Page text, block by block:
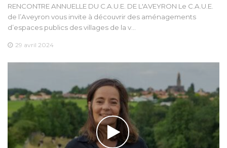
RENCONTRE ANNUELLE DU C.A.U.E. DE L'AVEYRON Le C.A.U.E.
de l’Aveyron vous invite à découvrir des aménagements
d’espaces publics des villages de la v…
29 avril 2024